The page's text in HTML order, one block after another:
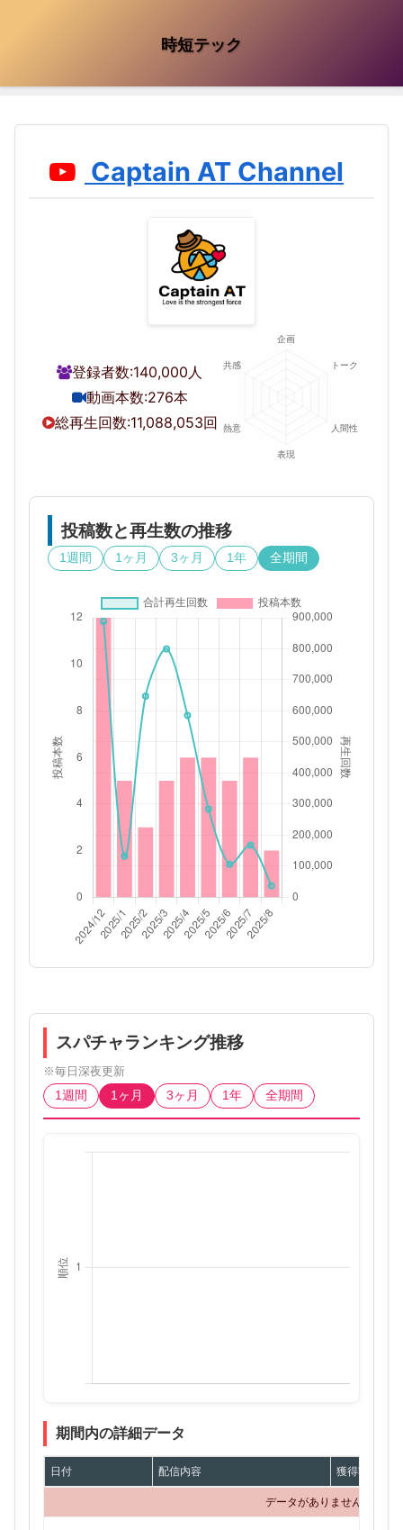
時短テック
Captain AT Channel
登録者数:140,000人
動画本数:276本
総再生回数:11,088,053回
投稿数と再生数の推移
1週間 1ヶ月 3ヶ月 1年 全期間
スパチャランキング推移
※毎日深夜更新
1週間
1ヶ月 3ヶ月 1年 全期間
期間内の詳細データ
日付 配信内容 獲得額
データがありません